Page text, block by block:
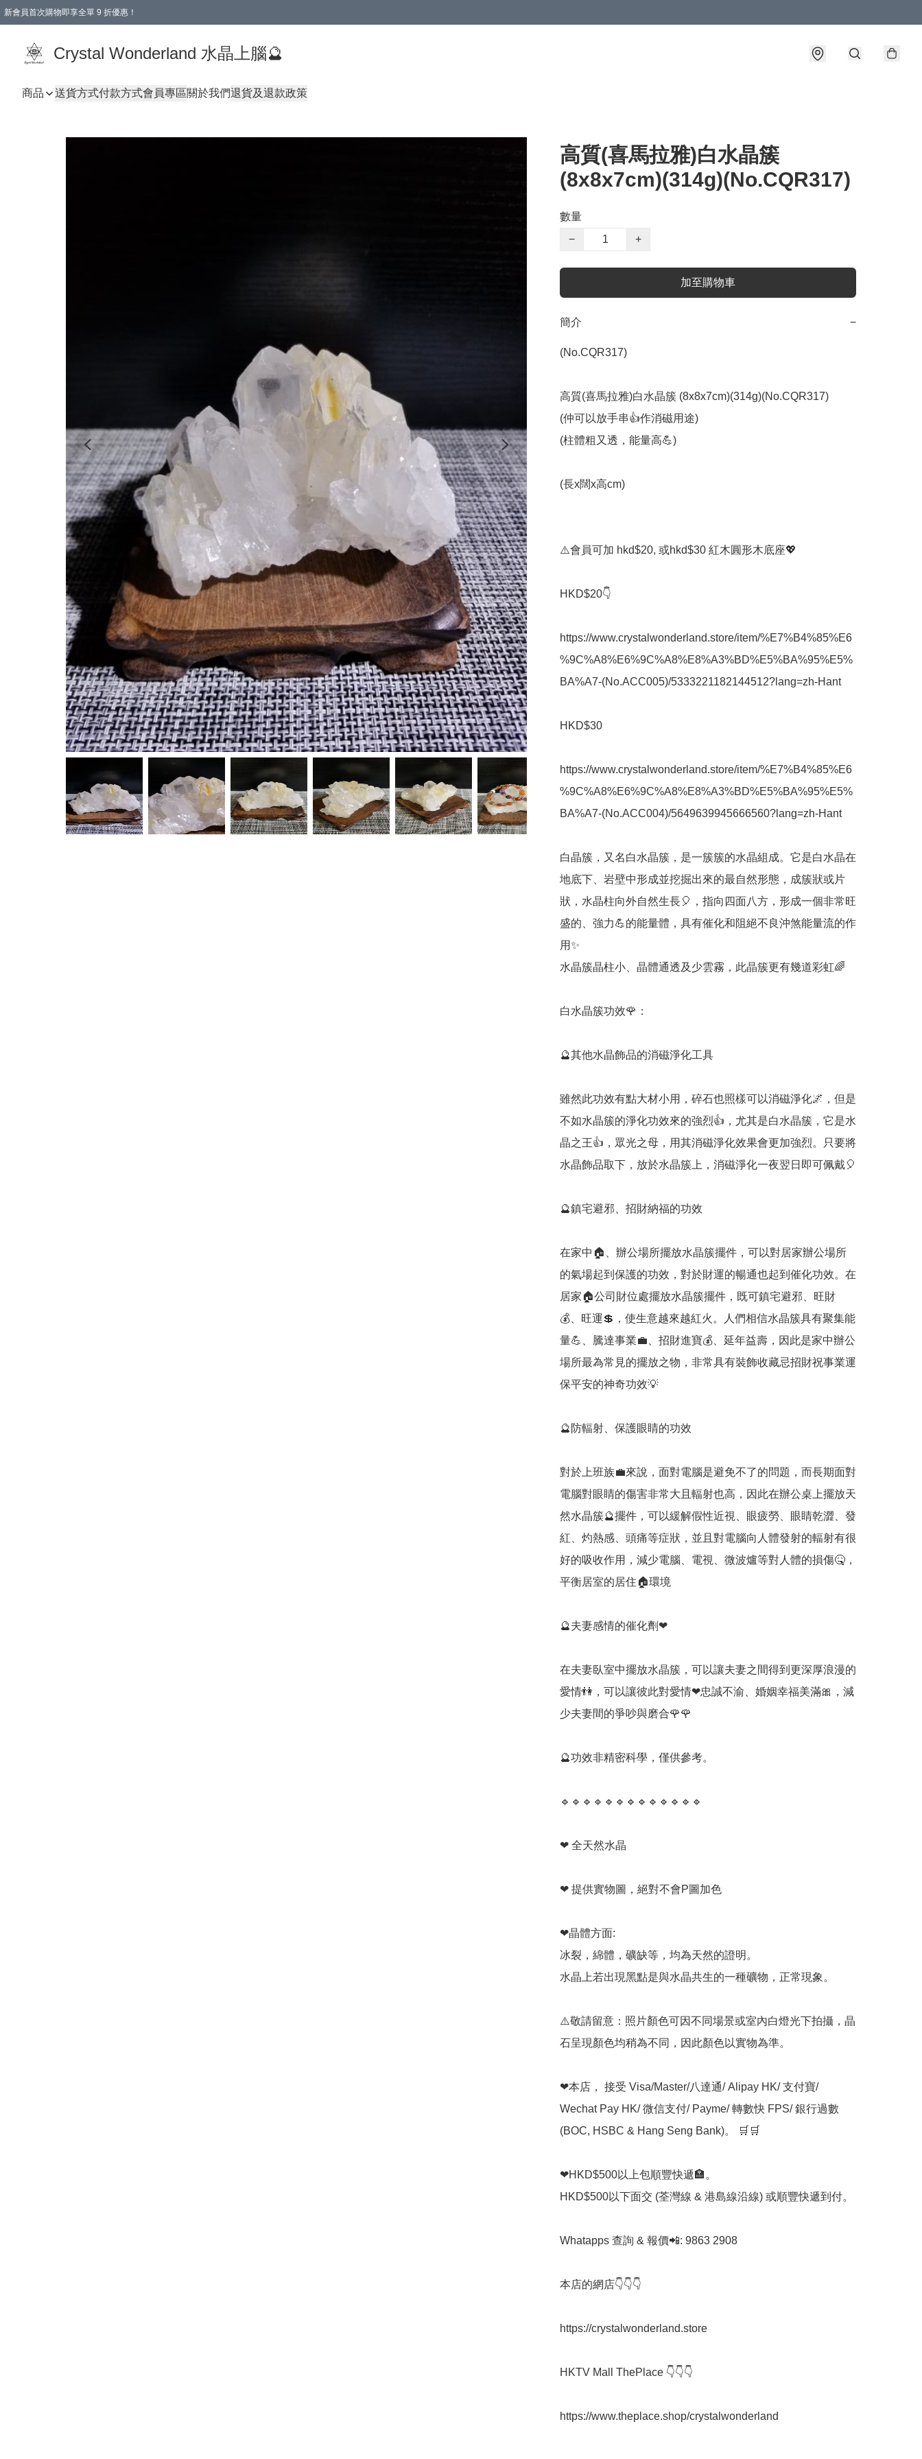
新會員首次購物即享全單 9 折優惠！
Crystal Wonderland 水晶上腦🔮
商品 送貨方式付款方式會員專區關於我們退貨及退款政策
高質(喜馬拉雅)白水晶簇
(8x8x7cm)(314g)(No.CQR317)
數量
−
+
加至購物車
簡介 −
(No.CQR317)
高質(喜馬拉雅)白水晶簇 (8x8x7cm)(314g)(No.CQR317)
(仲可以放手串👍作消磁用途)
(柱體粗又透，能量高💪)
(長x闊x高cm)
⚠️會員可加 hkd$20, 或hkd$30 紅木圓形木底座💖
HKD$20👇
https://www.crystalwonderland.store/item/%E7%B4%85%E6
%9C%A8%E6%9C%A8%E8%A3%BD%E5%BA%95%E5%
BA%A7-(No.ACC005)/5333221182144512?lang=zh-Hant
HKD$30
https://www.crystalwonderland.store/item/%E7%B4%85%E6
%9C%A8%E6%9C%A8%E8%A3%BD%E5%BA%95%E5%
BA%A7-(No.ACC004)/5649639945666560?lang=zh-Hant
白晶簇，又名白水晶簇，是一簇簇的水晶組成。它是白水晶在
地底下、岩壁中形成並挖掘出來的最自然形態，成簇狀或片
狀，水晶柱向外自然生長🎈，指向四面八方，形成一個非常旺
盛的、強力💪的能量體，具有催化和阻絕不良沖煞能量流的作
用✨
水晶簇晶柱小、晶體通透及少雲霧，此晶簇更有幾道彩虹🌈
白水晶簇功效🌹：
🔮其他水晶飾品的消磁淨化工具
雖然此功效有點大材小用，碎石也照樣可以消磁淨化🌌，但是
不如水晶簇的淨化功效來的強烈👍，尤其是白水晶簇，它是水
晶之王👍，眾光之母，用其消磁淨化效果會更加強烈。只要將
水晶飾品取下，放於水晶簇上，消磁淨化一夜翌日即可佩戴🎈
🔮鎮宅避邪、招財納福的功效
在家中🏠、辦公場所擺放水晶簇擺件，可以對居家辦公場所
的氣場起到保護的功效，對於財運的暢通也起到催化功效。在
居家🏠公司財位處擺放水晶簇擺件，既可鎮宅避邪、旺財
💰、旺運💲，使生意越來越紅火。人們相信水晶簇具有聚集能
量💪、騰達事業💼、招財進寶💰、延年益壽，因此是家中辦公
場所最為常見的擺放之物，非常具有裝飾收藏忌招財祝事業運
保平安的神奇功效💡
🔮防輻射、保護眼睛的功效
對於上班族💼來說，面對電腦是避免不了的問題，而長期面對
電腦對眼睛的傷害非常大且輻射也高，因此在辦公桌上擺放天
然水晶簇🔮擺件，可以緩解假性近視、眼疲勞、眼睛乾澀、發
紅、灼熱感、頭痛等症狀，並且對電腦向人體發射的輻射有很
好的吸收作用，減少電腦、電視、微波爐等對人體的損傷🤒，
平衡居室的居住🏠環境
🔮夫妻感情的催化劑❤
在夫妻臥室中擺放水晶簇，可以讓夫妻之間得到更深厚浪漫的
愛情👫，可以讓彼此對愛情❤忠誠不渝、婚姻幸福美滿🎀，減
少夫妻間的爭吵與磨合🌹🌹
🔮功效非精密科學，僅供參考。
🔹️🔹️🔹️🔹️🔹️🔹️🔹️🔹️🔹️🔹️🔹️🔹️🔹️
❤ 全天然水晶
❤ 提供實物圖，絕對不會P圖加色
❤晶體方面:
冰裂，綿體，礦缺等，均為天然的證明。
水晶上若出現黑點是與水晶共生的一種礦物，正常現象。
⚠️敬請留意：照片顏色可因不同場景或室內白燈光下拍攝，晶
石呈現顏色均稍為不同，因此顏色以實物為準。
❤本店， 接受 Visa/Master/八達通/ Alipay HK/ 支付寶/
Wechat Pay HK/ 微信支付/ Payme/ 轉數快 FPS/ 銀行過數
(BOC, HSBC & Hang Seng Bank)。 🛒🛒
❤HKD$500以上包順豐快遞🏣。
HKD$500以下面交 (荃灣線 & 港島線沿線) 或順豐快遞到付。
Whatapps 查詢 & 報價📲: 9863 2908
本店的網店👇👇👇
https://crystalwonderland.store
HKTV Mall ThePlace 👇👇👇
https://www.theplace.shop/crystalwonderland